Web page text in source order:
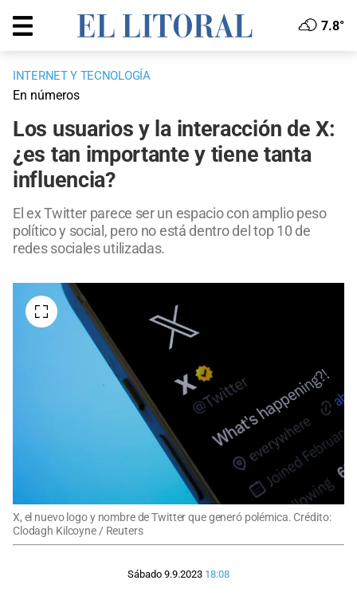
7.8°
INTERNET Y TECNOLOGÍA
En números
Los usuarios y la interacción de X:
¿es tan importante y tiene tanta
influencia?
El ex Twitter parece ser un espacio con amplio peso
político y social, pero no está dentro del top 10 de
redes sociales utilizadas.
X, el nuevo logo y nombre de Twitter que generó polémica. Crédito:
Clodagh Kilcoyne / Reuters
Sábado 9.9.2023 18:08